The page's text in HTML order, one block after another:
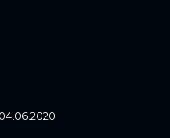
04.06.2020